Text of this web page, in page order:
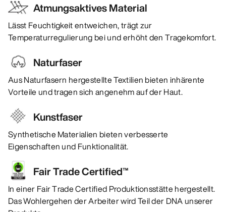
Atmungsaktives Material
Lässt Feuchtigkeit entweichen, trägt zur
Temperaturregulierung bei und erhöht den Tragekomfort.
Naturfaser
Aus Naturfasern hergestellte Textilien bieten inhärente
Vorteile und tragen sich angenehm auf der Haut.
Kunstfaser
Synthetische Materialien bieten verbesserte
Eigenschaften und Funktionalität.
Fair Trade Certified™
In einer Fair Trade Certified Produktionsstätte hergestellt.
Das Wohlergehen der Arbeiter wird Teil der DNA unserer